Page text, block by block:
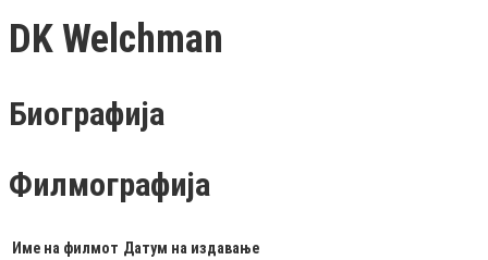
DK Welchman
Биографија
Филмографија
Име на филмот Датум на издавање